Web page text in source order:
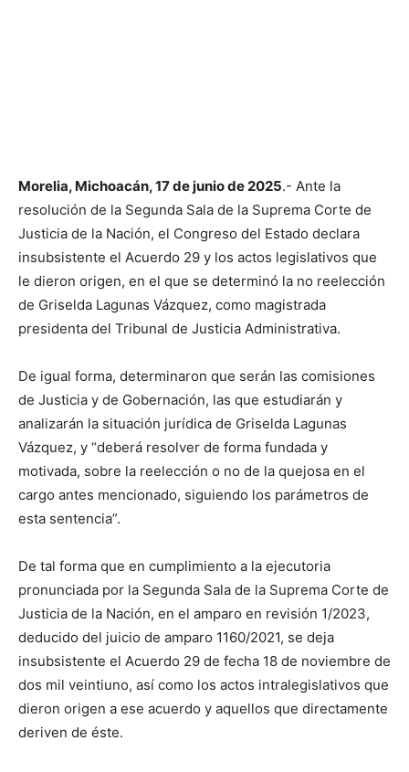
Morelia, Michoacán, 17 de junio de 2025.- Ante la
resolución de la Segunda Sala de la Suprema Corte de
Justicia de la Nación, el Congreso del Estado declara
insubsistente el Acuerdo 29 y los actos legislativos que
le dieron origen, en el que se determinó la no reelección
de Griselda Lagunas Vázquez, como magistrada
presidenta del Tribunal de Justicia Administrativa.
De igual forma, determinaron que serán las comisiones
de Justicia y de Gobernación, las que estudiarán y
analizarán la situación jurídica de Griselda Lagunas
Vázquez, y “deberá resolver de forma fundada y
motivada, sobre la reelección o no de la quejosa en el
cargo antes mencionado, siguiendo los parámetros de
esta sentencia”.
De tal forma que en cumplimiento a la ejecutoria
pronunciada por la Segunda Sala de la Suprema Corte de
Justicia de la Nación, en el amparo en revisión 1/2023,
deducido del juicio de amparo 1160/2021, se deja
insubsistente el Acuerdo 29 de fecha 18 de noviembre de
dos mil veintiuno, así como los actos intralegislativos que
dieron origen a ese acuerdo y aquellos que directamente
deriven de éste.